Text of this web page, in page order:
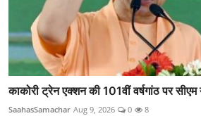
काकोरी ट्रेन एक्शन की 101वीं वर्षगांठ पर
SaahasSamachar Aug 9, 2026 0 8